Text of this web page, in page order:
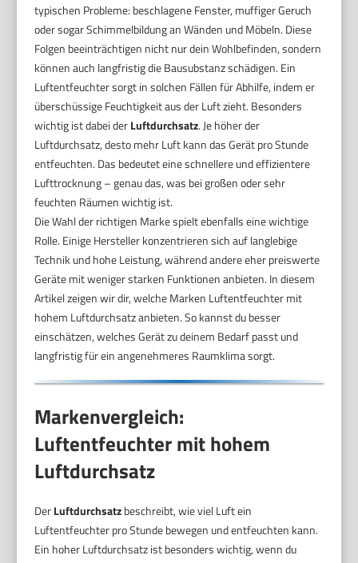
typischen Probleme: beschlagene Fenster, muffiger Geruch
oder sogar Schimmelbildung an Wänden und Möbeln. Diese
Folgen beeinträchtigen nicht nur dein Wohlbefinden, sondern
können auch langfristig die Bausubstanz schädigen. Ein
Luftentfeuchter sorgt in solchen Fällen für Abhilfe, indem er
überschüssige Feuchtigkeit aus der Luft zieht. Besonders
wichtig ist dabei derLuftdurchsatz. Je höher der
Luftdurchsatz, desto mehr Luft kann das Gerät pro Stunde
entfeuchten. Das bedeutet eine schnellere und effizientere
Lufttrocknung – genau das, was bei großen oder sehr
feuchten Räumen wichtig ist.
Die Wahl der richtigen Marke spielt ebenfalls eine wichtige
Rolle. Einige Hersteller konzentrieren sich auf langlebige
Technik und hohe Leistung, während andere eher preiswerte
Geräte mit weniger starken Funktionen anbieten. In diesem
Artikel zeigen wir dir, welche Marken Luftentfeuchter mit
hohem Luftdurchsatz anbieten. So kannst du besser
einschätzen, welches Gerät zu deinem Bedarf passt und
langfristig für ein angenehmeres Raumklima sorgt.
Markenvergleich:
Luftentfeuchter mit hohem
Luftdurchsatz
DerLuftdurchsatzbeschreibt, wie viel Luft ein
Luftentfeuchter pro Stunde bewegen und entfeuchten kann.
Ein hoher Luftdurchsatz ist besonders wichtig, wenn du